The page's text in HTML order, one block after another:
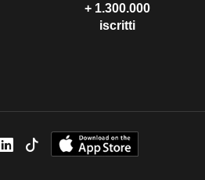
+ 1.300.000
iscritti